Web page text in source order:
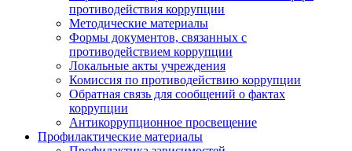
противодействия коррупции
Методические материалы
Формы документов, связанных с
противодействием коррупции
Локальные акты учреждения
Комиссия по противодействию коррупции
Обратная связь для сообщений о фактах
коррупции
Антикоррупционное просвещение
Профилактические материалы